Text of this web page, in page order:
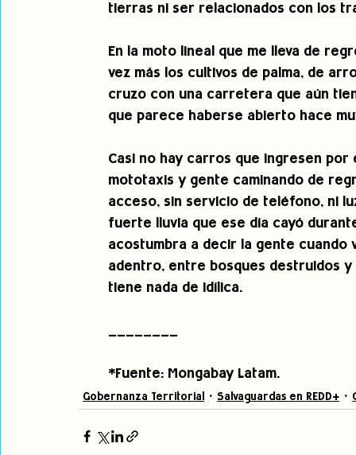
tierras ni ser relacionados con los
En la moto lineal que me lleva de
vez más los cultivos de palma, de
cruzo con una carretera que aún
que parece haberse abierto hace
Casi no hay carros que ingresen por
mototaxis y gente caminando de
acceso, sin servicio de teléfono, ni
fuerte lluvia que ese día cayó
acostumbra a decir la gente cuando
adentro, entre bosques destruidos
tiene nada de idílica.
________
*Fuente: Mongabay Latam.
Gobernanza Territorial Salvaguardas en REDD+